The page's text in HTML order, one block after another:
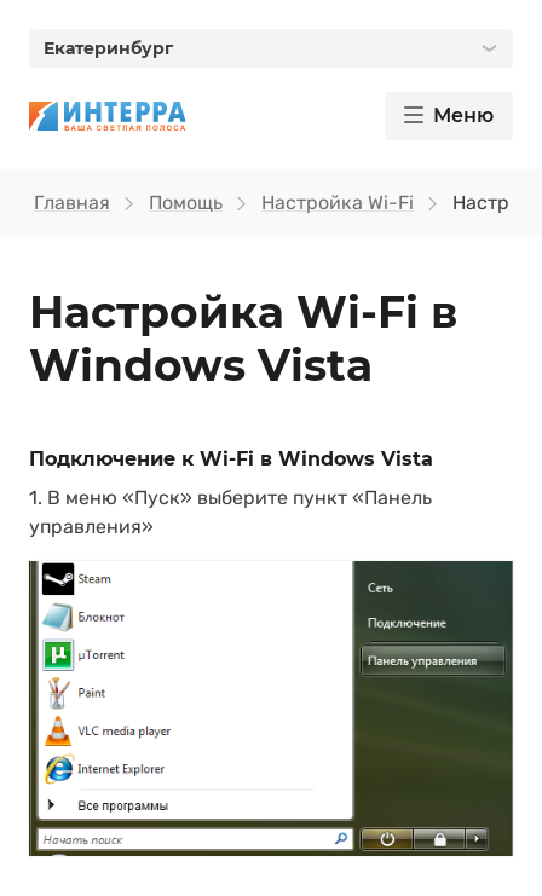
Екатеринбург
Меню
Главная Помощь Настройка Wi-Fi
Настройка Wi‑Fi в
Windows Vista
Подключение к Wi-Fi в Windows Vista
1. В меню «Пуск» выберите пункт «Панель
управления»